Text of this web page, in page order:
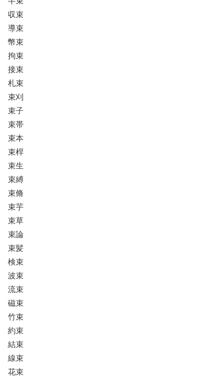
収束
導束
幣束
拘束
接束
札束
束刈
束子
束帯
束本
束桿
束生
束縛
束脩
束芋
束草
束論
束髪
検束
波束
流束
磁束
竹束
約束
結束
線束
花束